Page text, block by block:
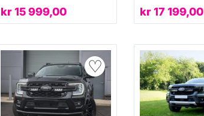
kr15 999,00 kr17 199,00
♡